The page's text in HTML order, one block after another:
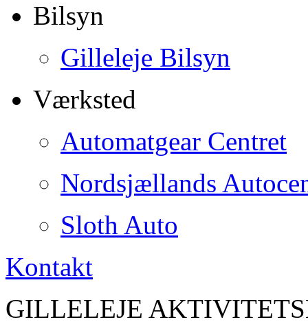
Bilsyn
Gilleleje Bilsyn
Værksted
Automatgear Centret
Nordsjællands
Sloth Auto
Kontakt
GILLELEJE